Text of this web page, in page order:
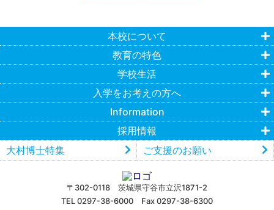
〒302-0118 茨城県守谷市立沢1871-2
TEL 0297-38-6000 Fax 0297-38-6300
本校について
教育の特色
学校生活
入学をお考えの方へ
Information
採用情報
大村博士特集
ご支援のお願い